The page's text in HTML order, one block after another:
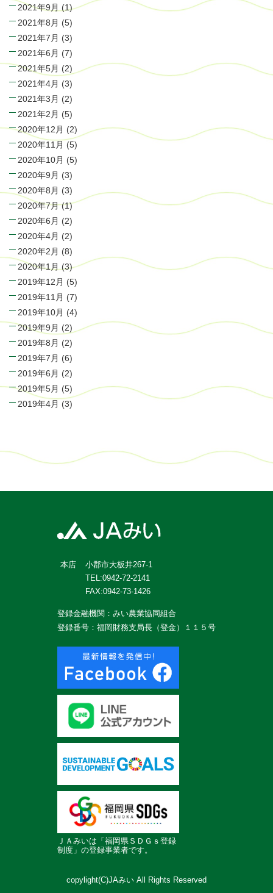
2021年9月 (1)
2021年8月 (5)
2021年7月 (3)
2021年6月 (7)
2021年5月 (2)
2021年4月 (3)
2021年3月 (2)
2021年2月 (5)
2020年12月 (2)
2020年11月 (5)
2020年10月 (5)
2020年9月 (3)
2020年8月 (3)
2020年7月(1)
2020年6月 (2)
2020年4月 (2)
2020年2月 (8)
2020年1月 (3)
2019年12月 (5)
2019年11月 (7)
2019年10月 (4)
2019年9月 (2)
2019年8月 (2)
2019年7月 (6)
2019年6月 (2)
2019年5月 (5)
2019年4月 (3)
本店
小郡市大板井267-1
TEL:0942-72-2141
FAX:0942-73-1426
登録金融機関：みい農業協同組合
登録番号：福岡財務支局長（登金）１１５号
ＪＡみいは「福岡県ＳＤＧｓ登録
制度」の登録事業者です。
copylight(C)JAみい All Rights Reserved